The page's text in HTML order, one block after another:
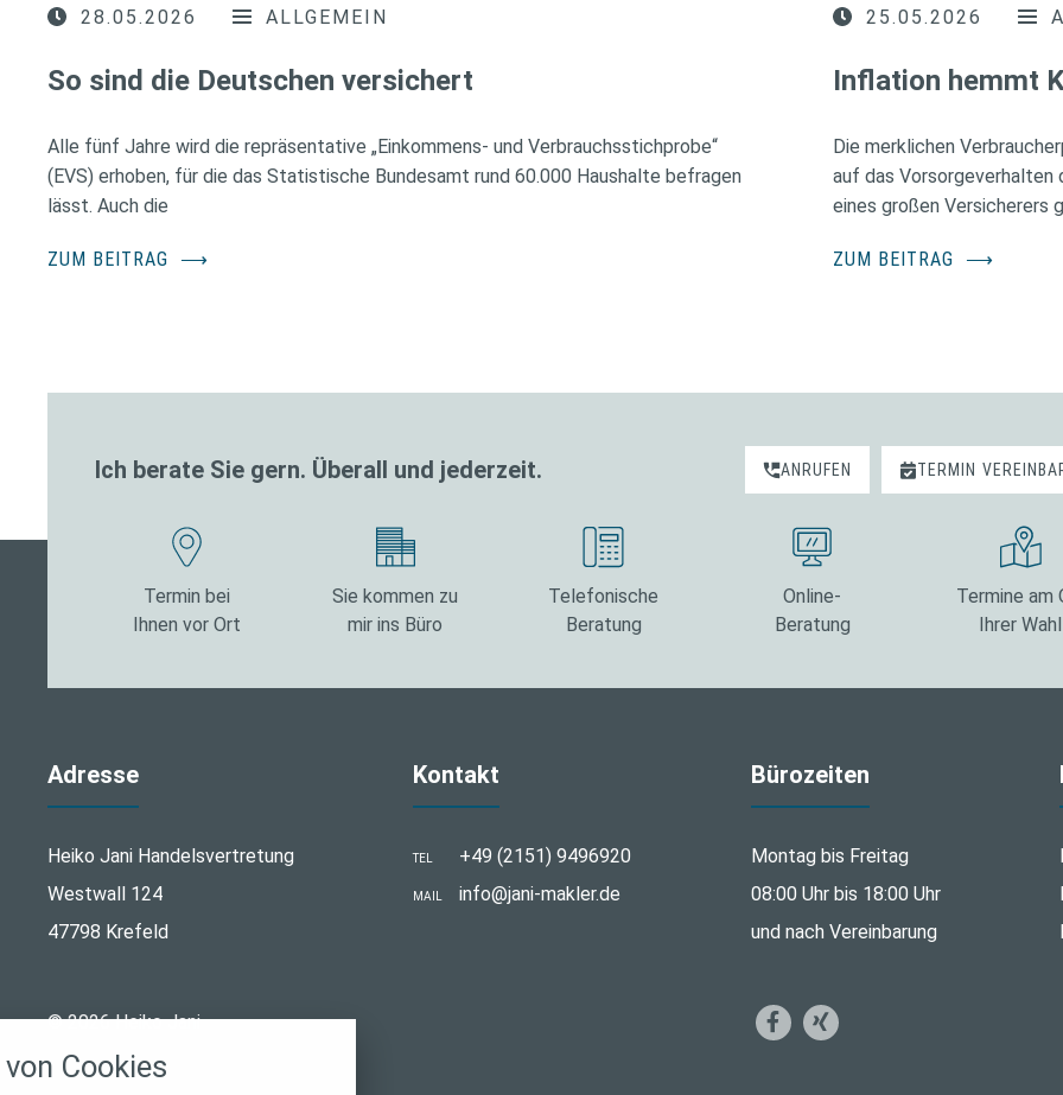
28.05.2026 ALLGEMEIN
So sind die Deutschen versichert
Alle fünf Jahre wird die repräsentative „Einkommens- und Verbrauchsstichprobe“
(EVS) erhoben, für die das Statistische Bundesamt rund 60.000 Haushalte befragen
lässt. Auch die
ZUM BEITRAG ⟶
25.05.2026
Inflation hemmt
Die merklichen
auf das Vorsorgeverhalten
eines großen Versicherers
ZUM BEITRAG ⟶
Ich berate Sie gern. Überall und jederzeit. ANRUFEN TERMIN
Termin bei
Ihnen vor Ort
Sie kommen zu
mir ins Büro
Telefonische
Beratung
Online-
Beratung
Termine am
Ihrer Wahl
Adresse
Heiko Jani Handelsvertretung
Westwall 124
47798 Krefeld
Kontakt
TEL +49 (2151) 9496920
MAIL info@jani-makler.de
Bürozeiten
Montag bis Freitag
08:00 Uhr bis 18:00 Uhr
und nach Vereinbarung
© 2026 Heiko Jani
Cookies
akzeptieren oder zu blockieren.